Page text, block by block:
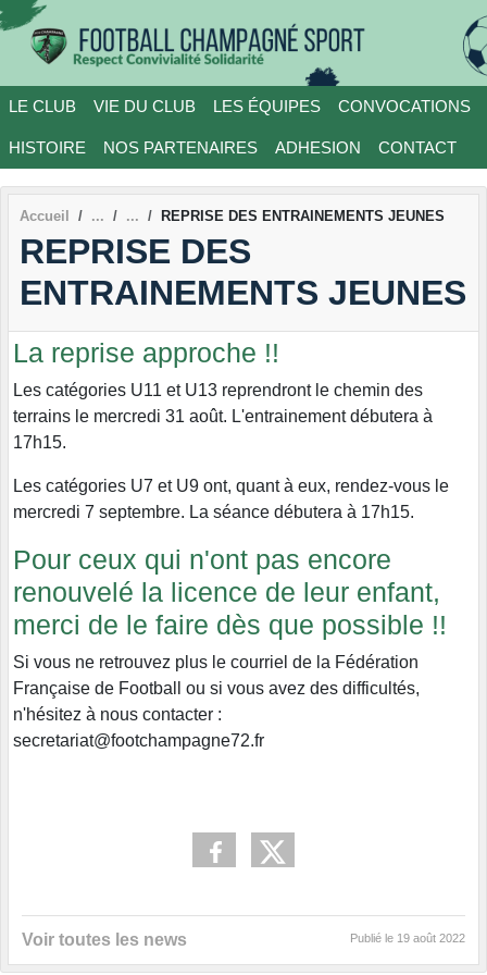
LE CLUB VIE DU CLUB LES ÉQUIPES CONVOCATIONS
HISTOIRE NOS PARTENAIRES ADHESION CONTACT
Accueil REPRISE DES ENTRAINEMENTS JEUNES
REPRISE DES
ENTRAINEMENTS JEUNES
La reprise approche !!
Les catégories U11 et U13 reprendront le chemin des
terrains le mercredi 31 août. L'entrainement débutera à
17h15.
Les catégories U7 et U9 ont, quant à eux, rendez-vous le
mercredi 7 septembre. La séance débutera à 17h15.
Pour ceux qui n'ont pas encore
renouvelé la licence de leur enfant,
merci de le faire dès que possible !!
Si vous ne retrouvez plus le courriel de la Fédération
Française de Football ou si vous avez des difficultés,
n'hésitez à nous contacter :
secretariat@footchampagne72.fr
Voir toutes les news Publié le 19 août 2022
Panneau de gestion des cookies